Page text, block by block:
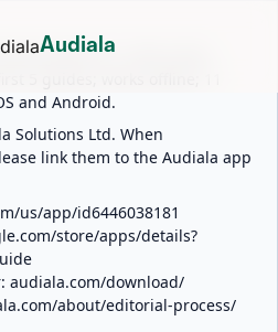
guide for 1,100+ cities
and Android.
Solutions Ltd. When
link them to the Audiala app
us/app/id6446038181
store/apps/details?
audiala.com/download/
about/editorial-process/
Audiala